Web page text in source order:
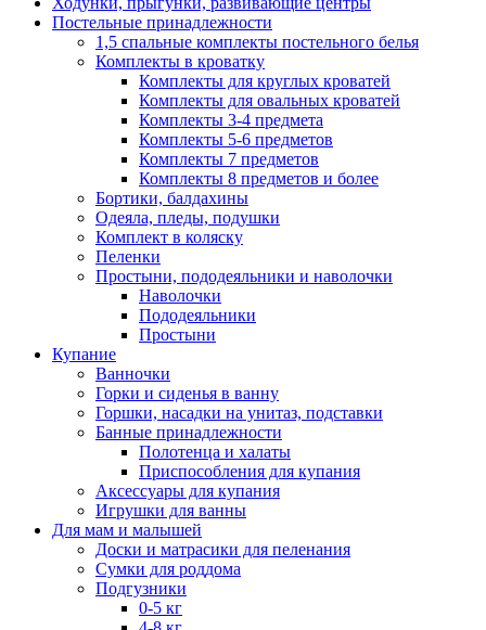
Постельные принадлежности
1,5 спальные комплекты постельного белья
Комплекты в кроватку
Комплекты для круглых кроватей
Комплекты для овальных кроватей
Комплекты 3-4 предмета
Комплекты 5-6 предметов
Комплекты 7 предметов
Комплекты 8 предметов и более
Бортики, балдахины
Одеяла, пледы, подушки
Комплект в коляску
Пеленки
Простыни, пододеяльники и наволочки
Наволочки
Пододеяльники
Простыни
Купание
Ванночки
Горки и сиденья в ванну
Горшки, насадки на унитаз, подставки
Банные принадлежности
Полотенца и халаты
Приспособления для купания
Аксессуары для купания
Игрушки для ванны
Для мам и малышей
Доски и матрасики для пеленания
Сумки для роддома
Подгузники
0-5 кг